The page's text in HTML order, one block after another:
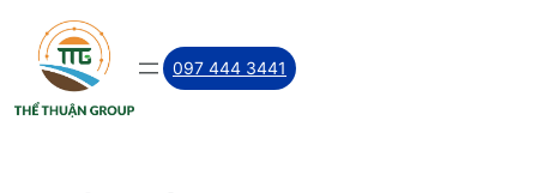
Skip
content
097 444 3441